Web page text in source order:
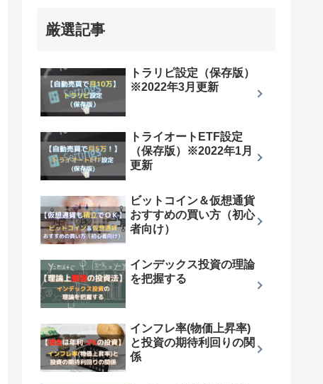
厳選記事
トラリピ設定（保存版）
※2022年3月更新
トライオートETF設定
（保存版）※2022年1月
更新
ビットコイン＆仮想通貨
おすすめの買い方（初心
者向け）
インデックス投資の理論
を把握する
インフレ率(物価上昇率)
と投資の期待利回りの関
係